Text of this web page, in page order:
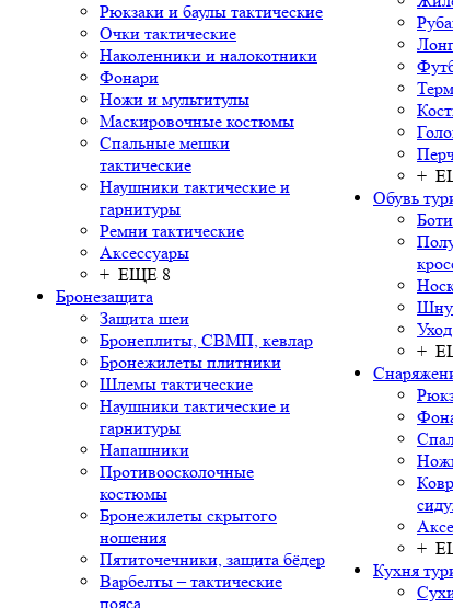
Рюкзаки и баулы тактические
Очки тактические
Наколенники и налокотники
Фонари
Ножи и мультитулы
Маскировочные костюмы
Спальные мешки
тактические
Наушники тактические и
гарнитуры
Ремни тактические
Аксессуары
+ ЕЩЕ 8
Бронезащита
Защита шеи
Бронеплиты, СВМП, кевлар
Бронежилеты плитники
Шлемы тактические
Наушники тактические и
гарнитуры
Напашники
Противоосколочные
костюмы
Бронежилеты скрытого
ношения
Пятиточечники, защита бёдер
Варбелты – тактические
пояса
+
Обувь
+
+
Кухня